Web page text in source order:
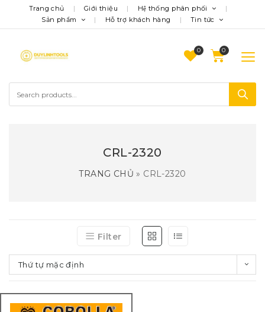
Trang chủ Giới thiệu
Hệ thống phân phối
Sản phẩm
Hỗ trợ khách hàng Tin tức
0
CRL-2320
TRANG CHỦ » CRL-2320
Filter
Thứ tự mặc định